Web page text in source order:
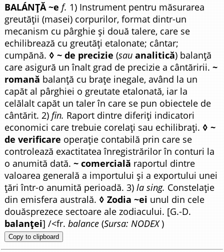
BALÁNȚĂ ~e f. 1) Instrument pentru măsurarea
greutății (masei) corpurilor, format dintr-un
mecanism cu pârghie și două talere, care se
echilibrează cu greutăți etalonate; cântar;
cumpănă. ◊ ~ de precizie(sau analitică) balanță
care asigură un înalt grad de precizie a cântăririi.~
romană balanță cu brațe inegale, având la un
capăt al pârghiei o greutate etalonată, iar la
celălalt capăt un taler în care se pun obiectele de
cântărit. 2)fin. Raport dintre diferiți indicatori
economici care trebuie corelați sau echilibrați. ◊ ~
de verificare operație contabilă prin care se
controlează exactitatea înregistrărilor în conturi la
o anumită dată.~ comercială raportul dintre
valoarea generală a importului și a exportului unei
țări într-o anumită perioadă. 3)la sing. Constelație
din emisfera australă. ◊ Zodia ~ei unul din cele
douăsprezece sectoare ale zodiacului. [G.-D.
balanței] /<fr.balance (Sursa: NODEX)
Copy to clipboard